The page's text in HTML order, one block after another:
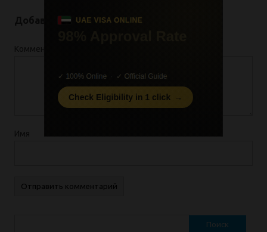
Добавить комментарий